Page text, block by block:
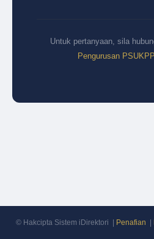
Untuk pertanyaan, sila
Pengurusan PSUKPP
© Hakcipta Sistem iDirektori | Penafian